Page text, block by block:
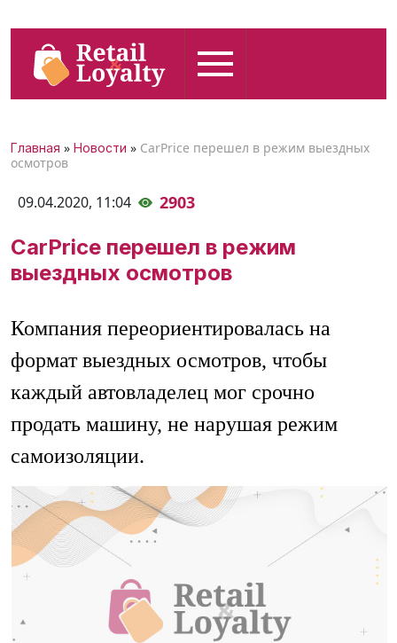
Главная » Новости » CarPrice перешел в режим выездных
осмотров
09.04.2020, 11:04 2903
CarPrice перешел в режим
выездных осмотров
Компания переориентировалась на
формат выездных осмотров, чтобы
каждый автовладелец мог срочно
продать машину, не нарушая режим
самоизоляции.